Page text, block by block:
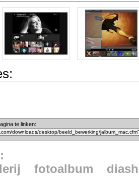
te linken:
fotoalbum